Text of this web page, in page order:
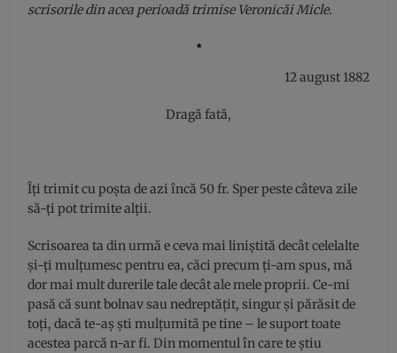
scrisorile din acea perioadă trimise Veronicăi Micle.
*
12 august 1882
Dragă fată,
Îți trimit cu poșta de azi încă 50 fr. Sper peste câteva zile
să-ți pot trimite alții.
Scrisoarea ta din urmă e ceva mai liniștită decât celelalte
și-ți mulțumesc pentru ea, căci precum ți-am spus, mă
dor mai mult durerile tale decât ale mele proprii. Ce-mi
pasă că sunt bolnav sau nedreptățit, singur și părăsit de
toți, dacă te-aș ști mulțumită pe tine – le suport toate
acestea parcă n-ar fi. Din momentul în care te știu